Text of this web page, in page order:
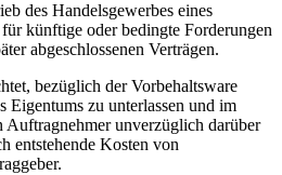
des Handelsgewerbes eines
künftige oder bedingte Forderungen
abgeschlossenen Verträgen.
bezüglich der Vorbehaltsware
Eigentums zu unterlassen und im
unverzüglich darüber
entstehende Kosten von